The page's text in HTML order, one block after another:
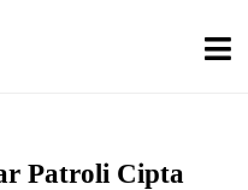
Patroli Cipta